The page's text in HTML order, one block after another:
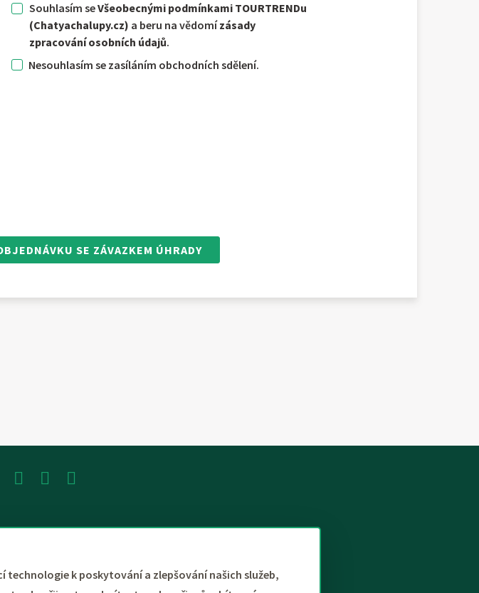
Souhlasím seVšeobecnými podmínkami TOURTRENDu
(Chatyachalupy.cz) a beru na vědomízásady
zpracování osobních údajů.
Nesouhlasím se zasíláním obchodních sdělení.
SE ZÁVAZKEM ÚHRADY
technologie k poskytování a zlepšování našich služeb,